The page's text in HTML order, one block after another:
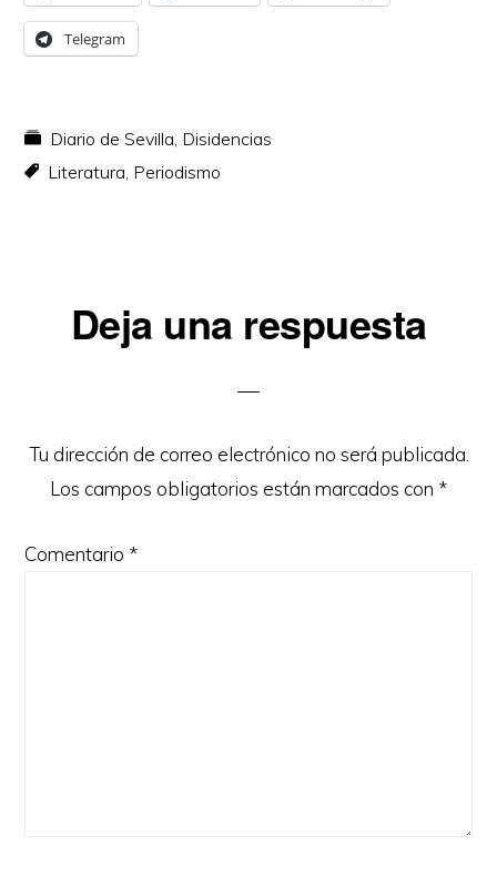
Telegram
Diario de Sevilla, Disidencias
Literatura, Periodismo
Interacciones
lectores
Deja una respuesta
Tu dirección de correo electrónico no será publicada.
Los campos obligatorios están marcados con *
Comentario *